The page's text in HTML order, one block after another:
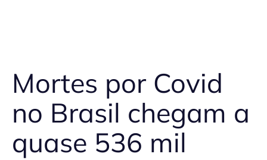
Mortes por Covid
no Brasil chegam a
quase 536 mil